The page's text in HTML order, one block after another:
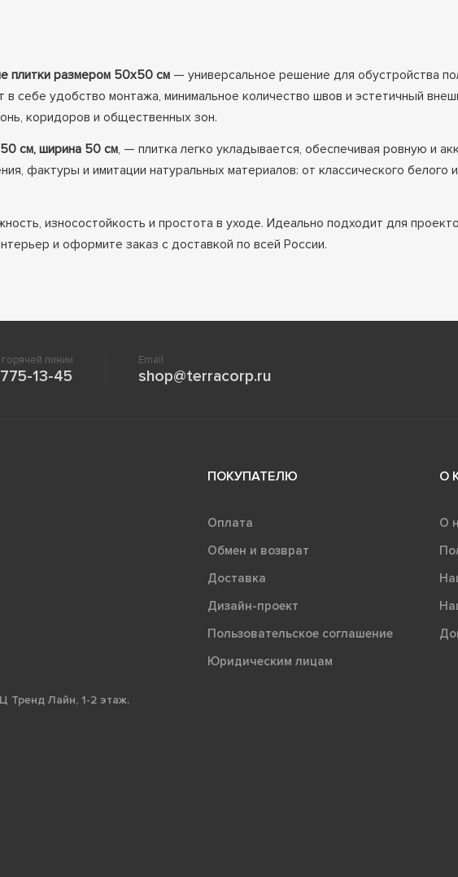
плитки размером 50x50 см— универсальное решение для обустройства
себе удобство монтажа, минимальное количество швов и эстетичный
коридоров и общественных зон.
см, ширина 50 см, — плитка легко укладывается, обеспечивая ровную и
фактуры и имитации натуральных материалов: от классического белого
износостойкость и простота в уходе. Идеально подходит для
и оформите заказ с доставкой по всей России.
линии
13-45
Email
shop@terracorp.ru
Тренд Лайн, 1-2 этаж.
ПОКУПАТЕЛЮ
Оплата
Обмен и возврат
Доставка
Дизайн-проект
Пользовательское соглашение
Юридическим лицам
О
О